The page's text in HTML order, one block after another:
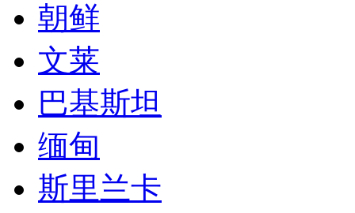
朝鲜
文莱
巴基斯坦
缅甸
斯里兰卡